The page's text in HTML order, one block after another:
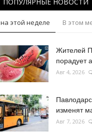
на этой неделе В этом
Жителей
порадует
Авг 4, 2026
изменят
Авг 7, 2026